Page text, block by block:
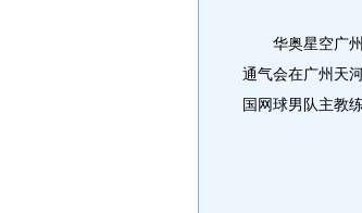
华奥星空广州
通气会在广州天
国网球男队主教